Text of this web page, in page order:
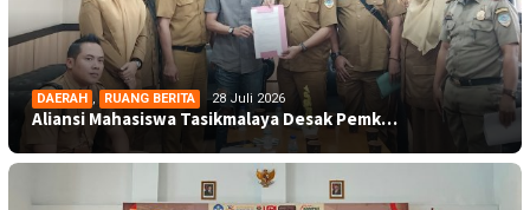
DAERAH , RUANG BERITA 28 Juli 2026
Aliansi Mahasiswa Tasikmalaya Desak Pemk…